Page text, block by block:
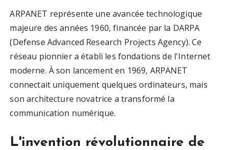
ARPANET représente une avancée technologique
majeure des années 1960, financée par la DARPA
(Defense Advanced Research Projects Agency). Ce
réseau pionnier a établi les fondations de l'Internet
moderne. À son lancement en 1969, ARPANET
connectait uniquement quelques ordinateurs, mais
son architecture novatrice a transformé la
communication numérique.
L'invention révolutionnaire de